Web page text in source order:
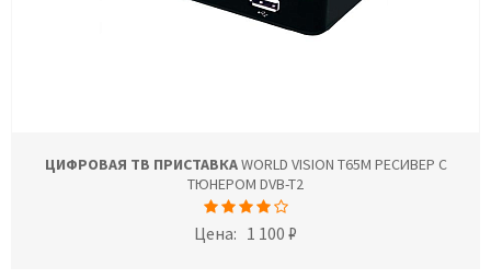
ЦИФРОВАЯ ТВ ПРИСТАВКАWORLD VISION T65M РЕСИВЕР С
ТЮНЕРОМ DVB-T2
Цена: 1 100 ₽